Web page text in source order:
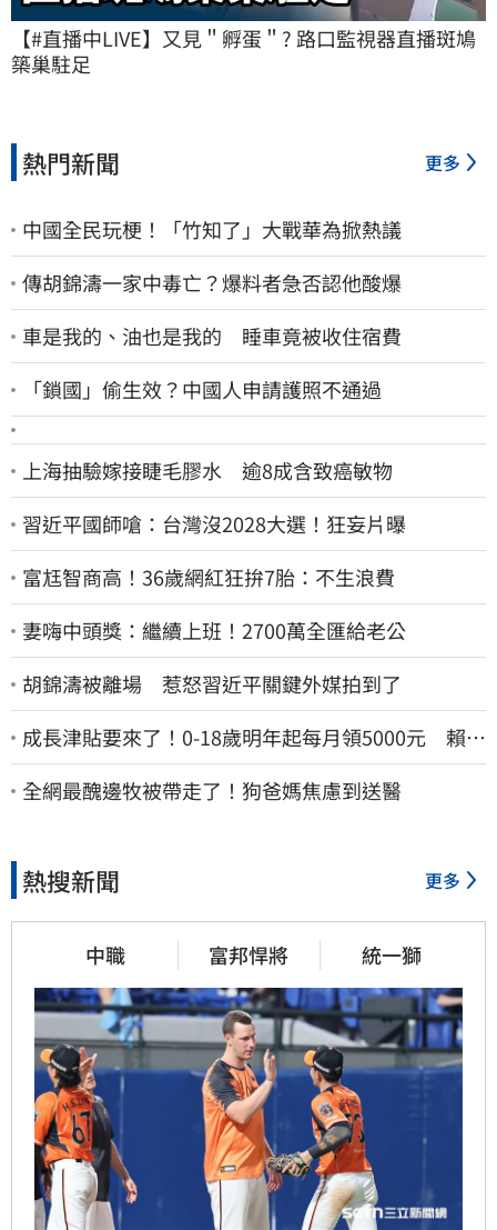
【#直播中LIVE】又見＂孵蛋＂? 路口監視器直播斑鳩
築巢駐足
熱門新聞 更多
中國全民玩梗！「竹知了」大戰華為掀熱議
傳胡錦濤一家中毒亡？爆料者急否認他酸爆
車是我的、油也是我的 睡車竟被收住宿費
「鎖國」偷生效？中國人申請護照不通過
上海抽驗嫁接睫毛膠水 逾8成含致癌敏物
習近平國師嗆：台灣沒2028大選！狂妄片曝
富尪智商高！36歲網紅狂拚7胎：不生浪費
妻嗨中頭獎：繼續上班！2700萬全匯給老公
胡錦濤被離場 惹怒習近平關鍵外媒拍到了
成長津貼要來了！0-18歲明年起每月領5000元 賴清
德：此時不生更待何時
全網最醜邊牧被帶走了！狗爸媽焦慮到送醫
熱搜新聞 更多
中職 富邦悍將 統一獅